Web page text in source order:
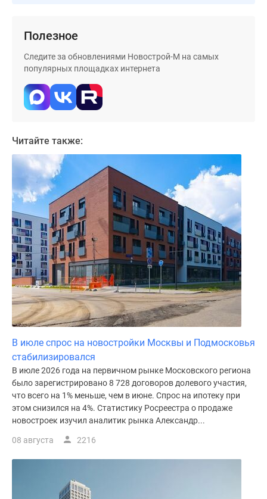
коттеджи
Коттеджные
поселки
Новой
Москве
коттеджные
поселки
Строящиеся
коттеджные
поселки
Коттеджные
поселки
лесу
Коттеджные
поселки
водоема
Коттеджные
поселки
ипотеку
Бизнес-
центры
Коттеджи
Скидки
Полезное
Следите за обновлениями Новострой-М на самых
популярных площадках интернета
Читайте также:
В июле спрос на новостройки Москвы и Подмосковья
стабилизировался
В июле 2026 года на первичном рынке Московского региона
было зарегистрировано 8 728 договоров долевого участия,
что всего на 1% меньше, чем в июне. Спрос на ипотеку при
этом снизился на 4%. Статистику Росреестра о продаже
новостроек изучил аналитик рынка Александр...
08 августа 2216